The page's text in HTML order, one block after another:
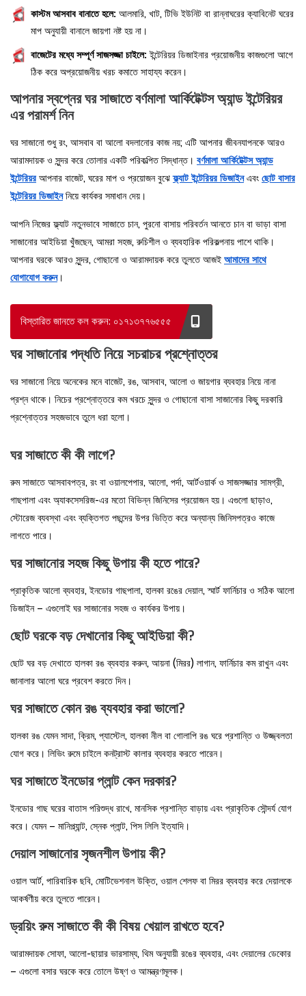
কাস্টম আসবাব বানাতে হলে: আলমারি, খাট, টিভি ইউনিট বা রান্নাঘরের ক্যাবিনেট ঘরের
মাপ অনুযায়ী বানালে জায়গা নষ্ট হয় না।
বাজেটের মধ্যে সম্পূর্ণ সাজসজ্জা চাইলে: ইন্টেরিয়র ডিজাইনার প্রয়োজনীয় কাজগুলো আগে
ঠিক করে অপ্রয়োজনীয় খরচ কমাতে সাহায্য করেন।
আপনার স্বপ্নের ঘর সাজাতে বর্ণমালা আর্কিটেক্টস অ্যান্ড ইন্টেরিয়র
এর পরামর্শ নিন
ঘর সাজানো শুধু রং, আসবাব বা আলো বদলানোর কাজ নয়; এটি আপনার জীবনযাপনকে আরও
আরামদায়ক ও সুন্দর করে তোলার একটি পরিকল্পিত সিদ্ধান্ত। বর্ণমালা আর্কিটেক্টস অ্যান্ড
ইন্টেরিয়রআপনার বাজেট, ঘরের মাপ ও প্রয়োজন বুঝেফ্ল্যাট ইন্টেরিয়র ডিজাইনএবং ছোট বাসার
ইন্টেরিয়র ডিজাইননিয়ে কার্যকর সমাধান দেয়।
আপনি নিজের ফ্ল্যাট নতুনভাবে সাজাতে চান, পুরনো বাসায় পরিবর্তন আনতে চান বা ভাড়া বাসা
সাজানোর আইডিয়া খুঁজছেন, আমরা সহজ, রুচিশীল ও ব্যবহারিক পরিকল্পনায় পাশে থাকি।
আপনার ঘরকে আরও সুন্দর, গোছানো ও আরামদায়ক করে তুলতে আজই আমাদের সাথে
যোগাযোগ করুন।
বিস্তারিত জানতে কল করুন: ০১৭১৩৭৭৬৫৫৫
ঘর সাজানোর পদ্ধতি নিয়ে সচরাচর প্রশ্নোত্তর
ঘর সাজানো নিয়ে অনেকের মনে বাজেট, রঙ, আসবাব, আলো ও জায়গার ব্যবহার নিয়ে নানা
প্রশ্ন থাকে। নিচের প্রশ্নোত্তরে কম খরচে সুন্দর ও গোছানো বাসা সাজানোর কিছু দরকারি
প্রশ্নোত্তর সহজভাবে তুলে ধরা হলো।
ঘর সাজাতে কী কী লাগে?
রুম সাজাতে আসবাবপত্র, রং বা ওয়ালপেপার, আলো, পর্দা, আর্টওয়ার্ক ও সাজসজ্জার সামগ্রী,
গাছপালা এবং অ্যাকসেসরিজ-এর মতো বিভিন্ন জিনিসের প্রয়োজন হয়। এগুলো ছাড়াও,
স্টোরেজ ব্যবস্থা এবং ব্যক্তিগত পছন্দের উপর ভিত্তি করে অন্যান্য জিনিসপত্রও কাজে
লাগতে পারে।
ঘর সাজানোর সহজ কিছু উপায় কী হতে পারে?
প্রাকৃতিক আলো ব্যবহার, ইনডোর গাছপালা, হালকা রঙের দেয়াল, স্মার্ট ফার্নিচার ও সঠিক আলো
ডিজাইন – এগুলোই ঘর সাজানোর সহজ ও কার্যকর উপায়।
ছোট ঘরকে বড় দেখানোর কিছু আইডিয়া কী?
ছোট ঘর বড় দেখাতে হালকা রঙ ব্যবহার করুন, আয়না (মিরর) লাগান, ফার্নিচার কম রাখুন এবং
জানালার আলো ঘরে প্রবেশ করতে দিন।
ঘর সাজাতে কোন রঙ ব্যবহার করা ভালো?
হালকা রঙ যেমন সাদা, ক্রিম, প্যাস্টেল, হালকা নীল বা গোলাপি রঙ ঘরে প্রশান্তি ও উজ্জ্বলতা
যোগ করে। লিভিং রুমে চাইলে কনট্রাস্ট কালার ব্যবহার করতে পারেন।
ঘর সাজাতে ইনডোর প্লান্ট কেন দরকার?
ইনডোর গাছ ঘরের বাতাস পরিশুদ্ধ রাখে, মানসিক প্রশান্তি বাড়ায় এবং প্রাকৃতিক সৌন্দর্য যোগ
করে। যেমন – মানিপ্ল্যান্ট, স্নেক প্লান্ট, পিস লিলি ইত্যাদি।
দেয়াল সাজানোর সৃজনশীল উপায় কী?
ওয়াল আর্ট, পারিবারিক ছবি, মোটিভেশনাল উক্তি, ওয়াল শেলফ বা মিরর ব্যবহার করে দেয়ালকে
আকর্ষণীয় করে তুলতে পারেন।
ড্রয়িং রুম সাজাতে কী কী বিষয় খেয়াল রাখতে হবে?
আরামদায়ক সোফা, আলো-ছায়ার ভারসাম্য, থিম অনুযায়ী রঙের ব্যবহার, এবং দেয়ালের ডেকোর
– এগুলো বসার ঘরকে করে তোলে উষ্ণ ও আমন্ত্রণমূলক।